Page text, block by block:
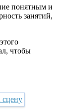
понятным и
занятий,
чтобы